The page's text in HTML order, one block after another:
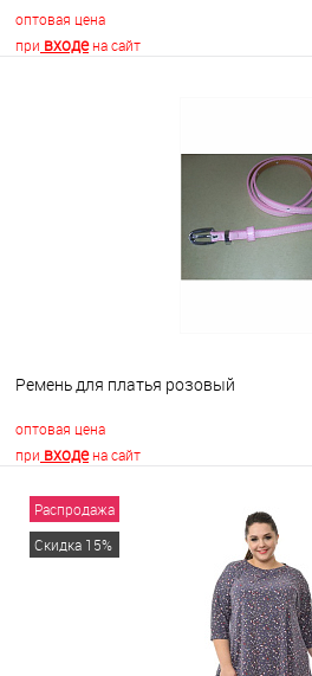
оптовая цена
при входена сайт
Ремень для платья розовый
оптовая цена
при входена сайт
В корзину
Распродажа
Скидка 15%